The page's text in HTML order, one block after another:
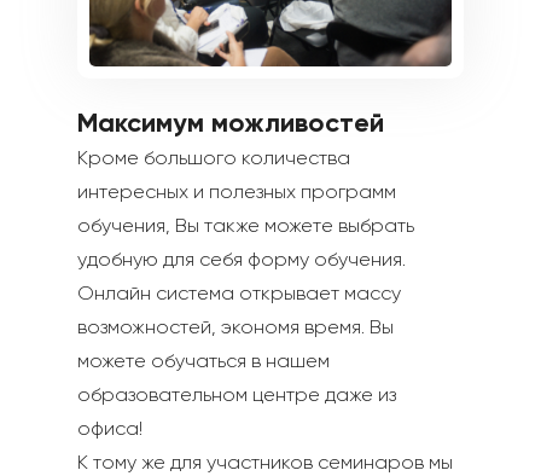
Максимум можливостей
Кроме большого количества
интересных и полезных программ
обучения, Вы также можете выбрать
удобную для себя форму обучения.
Онлайн система открывает массу
возможностей, экономя время. Вы
можете обучаться в нашем
образовательном центре даже из
офиса!
К тому же для участников семинаров мы